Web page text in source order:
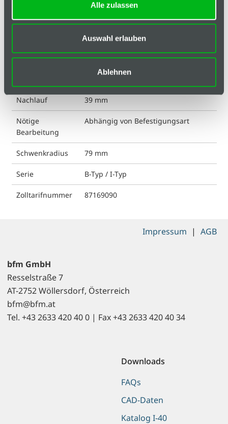
Alle zulassen
Auswahl erlauben
Ablehnen
Klassifizierungen
ja
Gewicht 494 g
Nachlauf 39 mm
Nötige
Bearbeitung
Abhängig von Befestigungsart
Schwenkradius 79 mm
Serie B-Typ / I-Typ
Zolltarifnummer 87169090
bfm GmbH
Resselstraße 7
AT-2752 Wöllersdorf, Österreich
bfm@bfm.at
Tel. +43 2633 420 40 0 | Fax +43 2633 420 40 34
Downloads
FAQs
CAD-Daten
Katalog I-40
Impressum | AGB